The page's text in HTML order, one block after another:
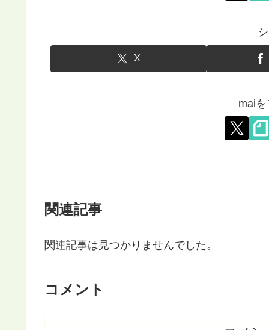
X
mai
関連記事
関連記事は見つかりませんでした。
コメント